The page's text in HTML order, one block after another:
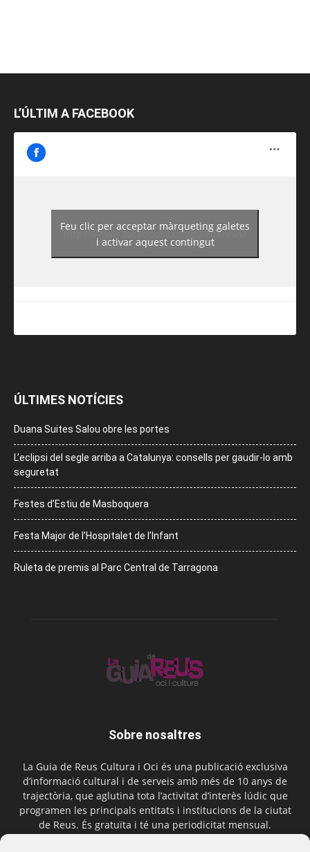
L’ÚLTIM A FACEBOOK
https://www.facebook.com/guiadereus/
Feu clic per acceptar màrqueting galetes
i activar aquest contingut
ÚLTIMES NOTÍCIES
Duana Suites Salou obre les portes
L’eclipsi del segle arriba a Catalunya: consells per gaudir-lo amb
seguretat
Festes d’Estiu de Masboquera
Festa Major de l’Hospitalet de l’Infant
Ruleta de premis al Parc Central de Tarragona
Sobre nosaltres
La Guia de Reus Cultura i Oci és una publicació exclusiva
d’informació cultural i de serveis amb més de 10 anys de
trajectòria, que aglutina tota l’activitat d’interès lúdic que
programen les principals entitats i institucions de la ciutat
de Reus. És gratuïta i té una periodicitat mensual.